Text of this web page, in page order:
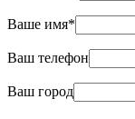
Ваше имя*
Ваш телефон
Ваш город